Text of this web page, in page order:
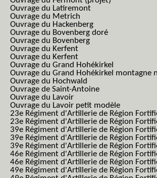
Ouvrage du Latiremont
Ouvrage du Metrich
Ouvrage du Hackenberg
Ouvrage du Bovenberg doré
Ouvrage du Bovenberg
Ouvrage du Kerfent
Ouvrage du Kerfent
Ouvrage du Grand Hohékirkel
Ouvrage du Grand Hohékirkel montagne
Ouvrage du Hochwald
Ouvrage de Saint-Antoine
Ouvrage du Lavoir
Ouvrage du Lavoir petit modèle
23e Régiment d'Artillerie de Région
23e Régiment d'Artillerie de Région
39e Régiment d'Artillerie de Région
39e Régiment d'Artillerie de Région
39e Régiment d'Artillerie de Région
46e Régiment d'Artillerie de Région
46e Régiment d'Artillerie de Région
49e Régiment d'Artillerie de Région